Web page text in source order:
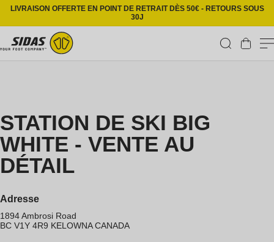
Ignorer et passer au contenu
LIVRAISON OFFERTE EN POINT DE RETRAIT DÈS 50€ - RETOURS SOUS
30J
Panier
STATION DE SKI BIG
WHITE - VENTE AU
DÉTAIL
Adresse
1894 Ambrosi Road
BC V1Y 4R9 KELOWNA CANADA